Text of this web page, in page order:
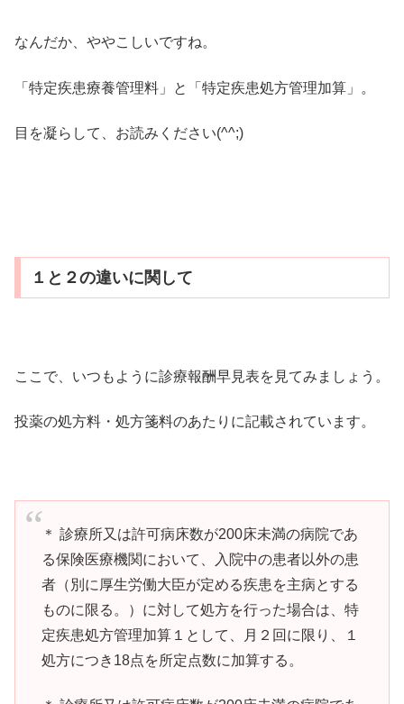
なんだか、ややこしいですね。
「特定疾患療養管理料」と「特定疾患処方管理加算」。
目を凝らして、お読みください(^^;)
１と２の違いに関して
ここで、いつもように診療報酬早見表を見てみましょう。
投薬の処方料・処方箋料のあたりに記載されています。
＊ 診療所又は許可病床数が200床未満の病院であ
る保険医療機関において、入院中の患者以外の患
者（別に厚生労働大臣が定める疾患を主病とする
ものに限る。）に対して処方を行った場合は、特
定疾患処方管理加算１として、月２回に限り、１
処方につき18点を所定点数に加算する。